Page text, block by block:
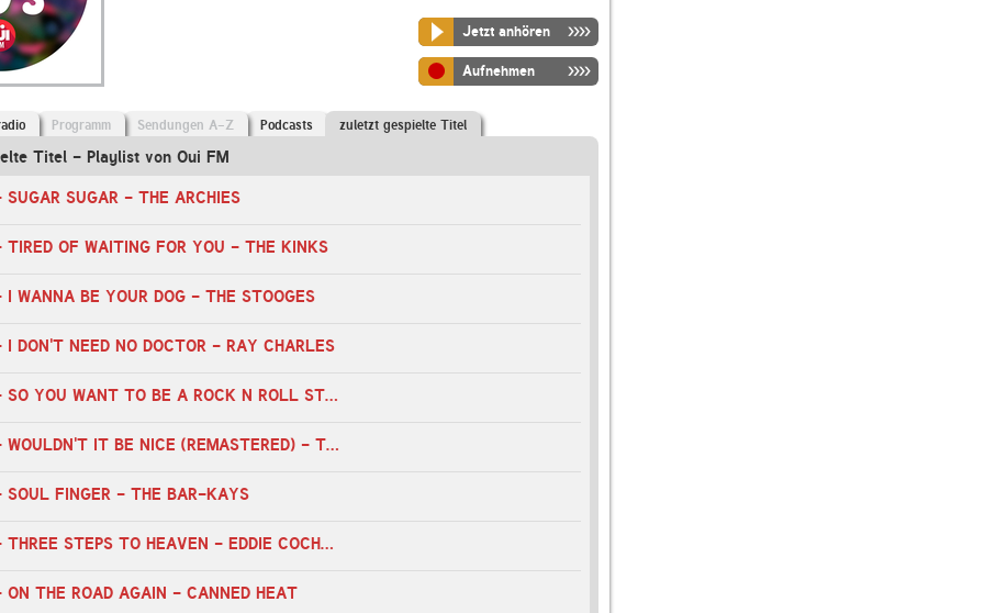
Jetzt anhören
Aufnehmen
Programm Sendungen A-Z Podcasts zuletzt gespielte Titel
Titel - Playlist von Oui FM
SUGAR - THE ARCHIES
OF WAITING FOR YOU - THE KINKS
WANNA BE YOUR DOG - THE STOOGES
DON'T NEED NO DOCTOR - RAY CHARLES
15:47 Uhr - SO YOU WANT TO BE A ROCK N ROLL STAR - THE BYRDS
15:44 Uhr - WOULDN'T IT BE NICE (REMASTERED) - THE BEACH BOYS
FINGER - THE BAR-KAYS
15:39 Uhr - THREE STEPS TO HEAVEN - EDDIE COCHRAN
THE ROAD AGAIN - CANNED HEAT